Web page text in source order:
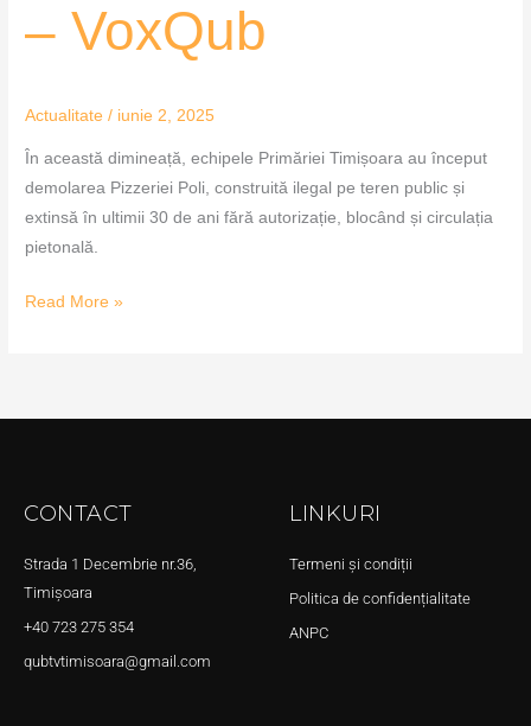
– VoxQub
Actualitate / iunie 2, 2025
În această dimineață, echipele Primăriei Timișoara au început
demolarea Pizzeriei Poli, construită ilegal pe teren public și
extinsă în ultimii 30 de ani fără autorizație, blocând și circulația
pietonală.
Read More »
CONTACT
Strada 1 Decembrie nr.36,
Timișoara
+40 723 275 354
qubtvtimisoara@gmail.com
LINKURI
Termeni și condiții
Politica de confidențialitate
ANPC